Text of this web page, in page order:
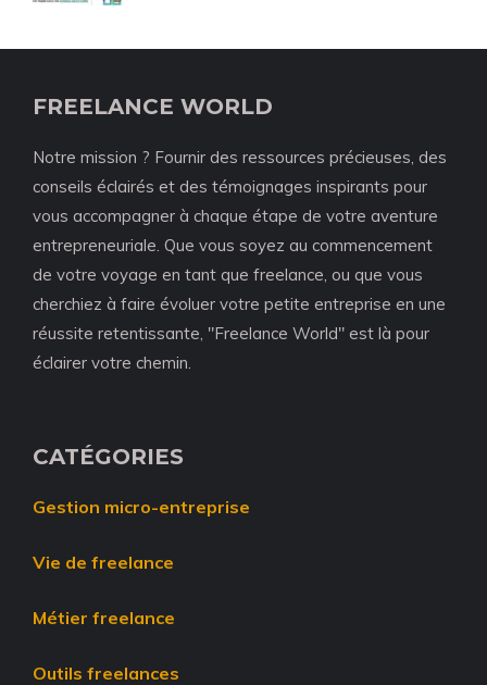
FREELANCE WORLD
Notre mission ? Fournir des ressources précieuses, des
conseils éclairés et des témoignages inspirants pour
vous accompagner à chaque étape de votre aventure
entrepreneuriale. Que vous soyez au commencement
de votre voyage en tant que freelance, ou que vous
cherchiez à faire évoluer votre petite entreprise en une
réussite retentissante, "Freelance World" est là pour
éclairer votre chemin.
CATÉGORIES
Gestion micro-entreprise
Vie de freelance
Métier freelance
Outils freelances